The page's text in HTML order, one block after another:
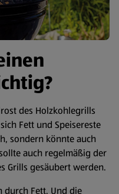
des Holzkohlegrills
Fett und Speisereste
sondern könnte auch
auch regelmäßig der
Grills gesäubert werden.
durch Fett. Und die